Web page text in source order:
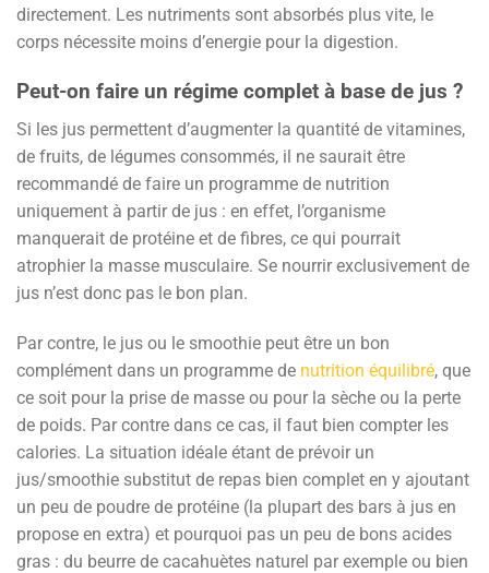
directement. Les nutriments sont absorbés plus vite, le
corps nécessite moins d’energie pour la digestion.
Peut-on faire un régime complet à base de jus ?
Si les jus permettent d’augmenter la quantité de vitamines,
de fruits, de légumes consommés, il ne saurait être
recommandé de faire un programme de nutrition
uniquement à partir de jus : en effet, l’organisme
manquerait de protéine et de fibres, ce qui pourrait
atrophier la masse musculaire. Se nourrir exclusivement de
jus n’est donc pas le bon plan.
Par contre, le jus ou le smoothie peut être un bon
complément dans un programme de nutrition équilibré, que
ce soit pour la prise de masse ou pour la sèche ou la perte
de poids. Par contre dans ce cas, il faut bien compter les
calories. La situation idéale étant de prévoir un
jus/smoothie substitut de repas bien complet en y ajoutant
un peu de poudre de protéine (la plupart des bars à jus en
propose en extra) et pourquoi pas un peu de bons acides
gras : du beurre de cacahuètes naturel par exemple ou bien